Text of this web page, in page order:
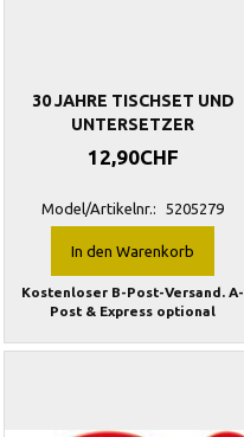
30 JAHRE TISCHSET UND
UNTERSETZER
12,90CHF
Model/Artikelnr.: 5205279
In den Warenkorb
Kostenloser B-Post-Versand. A-
Post & Express optional